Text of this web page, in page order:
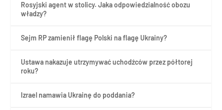
Rosyjski agent w stolicy. Jaka odpowiedzialność obozu
władzy?
Sejm RP zamienił flagę Polski na flagę Ukrainy?
Ustawa nakazuje utrzymywać uchodźców przez półtorej
roku?
Izrael namawia Ukrainę do poddania?